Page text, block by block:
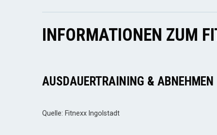
INFORMATIONEN ZUM
AUSDAUERTRAINING & ABNEHMEN
Quelle: Fitnexx Ingolstadt